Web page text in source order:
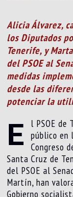
Alicia Álvarez,
los Diputados
Tenerife, y
del PSOE al
medidas
desde las
potenciar la
E
l PSOE
público en
Congreso
Santa Cruz de
del PSOE al
Martín, han
Gobierno